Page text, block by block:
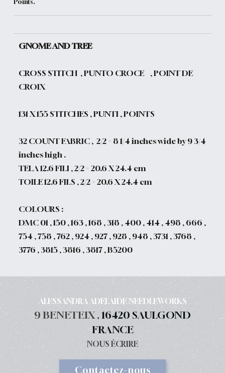
GNOME AND TREE
CROSS STITCH , PUNTO CROCE , POINT DE
CROIX
131 X 155 STITCHES , PUNTI , POINTS
32 COUNT FABRIC , 2/2 = 8 1/4 inches wide by 9 3/4
inches high .
TELA 12.6 FILI , 2/2 = 20.6 X 24.4 cm
TOILE 12.6 FILS , 2/2 = 20.6 X 24.4 cm
COLOURS :
DMC 01 , 150 , 163 , 168 , 318 , 400 , 414 , 498 , 666 ,
754 , 758 , 762 , 924 , 927 , 928 , 948 , 3731 , 3768 ,
3776 , 3815 , 3816 , 3817 , B5200
ALESSANDRA ADELAIDE NEEDLEWORKS
9 BENETEIX ,16420 SAULGOND
FRANCE
NOUS ÉCRIRE
Contactez-nous